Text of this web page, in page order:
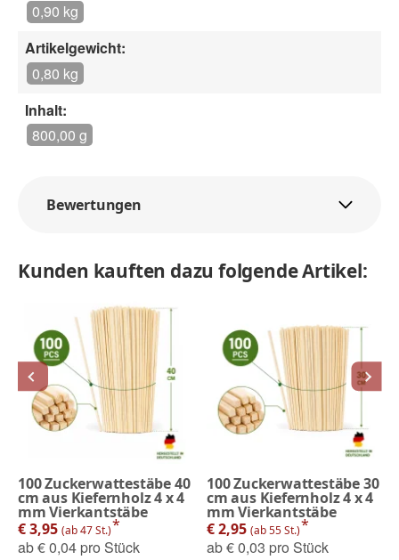
0,90 kg
Artikelgewicht:
0,80 kg
Inhalt:
800,00 g
Bewertungen
Kunden kauften dazu folgende Artikel:
100 Zuckerwattestäbe 40
cm aus Kiefernholz 4 x 4
mm Vierkantstäbe
€ 3,95 (ab 47 St.)*
ab€ 0,04 pro Stück
100 Zuckerwattestäbe 30
cm aus Kiefernholz 4 x 4
mm Vierkantstäbe
€ 2,95 (ab 55 St.)*
ab€ 0,03 pro Stück